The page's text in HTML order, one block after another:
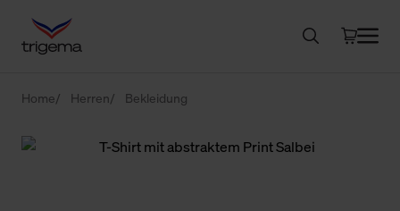
Home Herren Bekleidung